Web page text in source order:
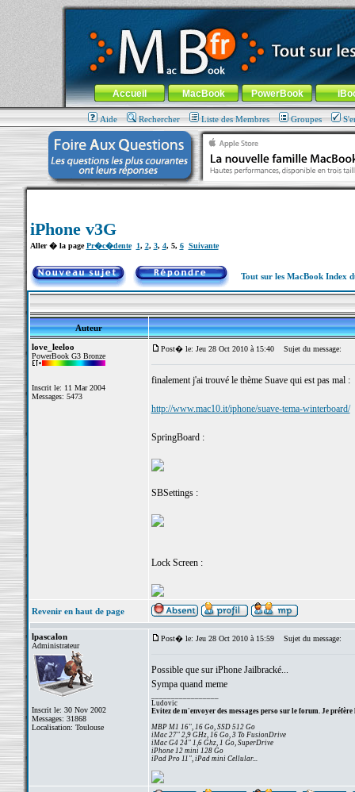
MacBook-fr.com : 100% Apple... 100% nomade !
Aller au contenu-Aller au menu général-Aller au menu de
Menu général
Accueil MacBook PowerBook
Aide Rechercher Liste des Membres Groupes
iPhone v3G
Aller � la pagePr�c�dente 1, 2, 3, 4, 5, 6 Suivante
Tout sur les MacBook Index
Auteur
love_leeloo
PowerBook G3 Bronze
Inscrit le: 11 Mar 2004
Messages: 5473
Post� le: Jeu 28 Oct 2010 à 15:40 Sujet du message:
finalement j'ai trouvé le thème Suave qui est pas mal :
http://www.mac10.it/iphone/suave-tema-winterboard/
SpringBoard :
SBSettings :
Lock Screen :
Revenir en haut de page
lpascalon
Administrateur
Inscrit le: 30 Nov 2002
Messages: 31868
Localisation: Toulouse
Post� le: Jeu 28 Oct 2010 à 15:59 Sujet du message:
Possible que sur iPhone Jailbracké...
Sympa quand meme
Ludovic
Evitez de m'envoyer des messages perso sur le forum. Je préfère
MBP M1 16", 16 Go, SSD 512 Go
iMac 27" 2,9 GHz, 16 Go, 3 To FusionDrive
iMac G4 24" 1,6 Ghz, 1 Go, SuperDrive
iPhone 12 mini 128 Go
iPad Pro 11", iPad mini Cellular...